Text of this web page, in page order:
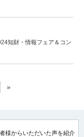
知財・情報フェア＆コン
»
様からいただいた声を紹介